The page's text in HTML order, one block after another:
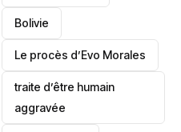
‎Bolivie
Le procès d’Evo Morales
traite d’être humain
aggravée